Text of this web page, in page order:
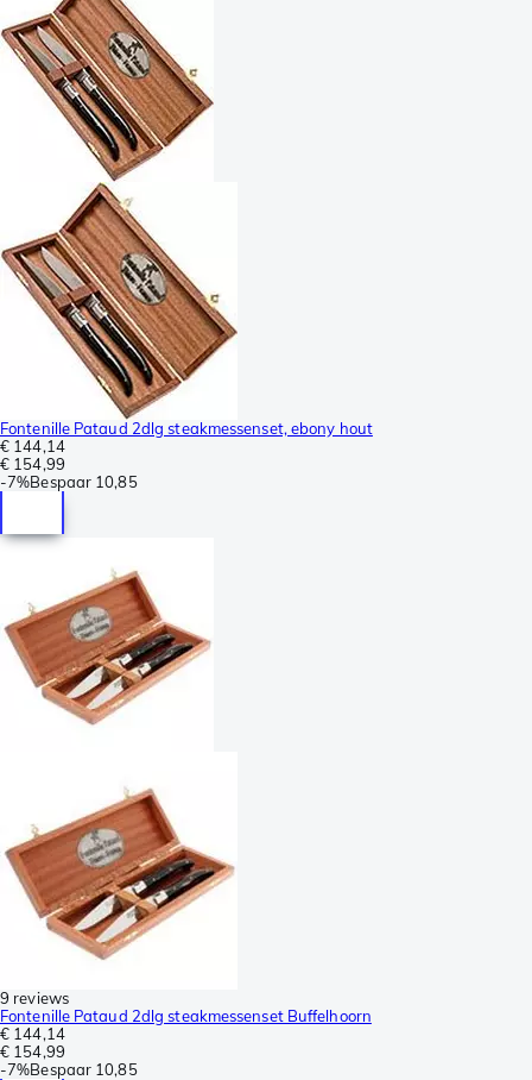
Fontenille Pataud 2dlg steakmessenset, ebony hout
€ 144,14
€ 154,99
-7%Bespaar 10,85
9 reviews
Fontenille Pataud 2dlg steakmessenset Buffelhoorn
€ 144,14
€ 154,99
-7%Bespaar 10,85